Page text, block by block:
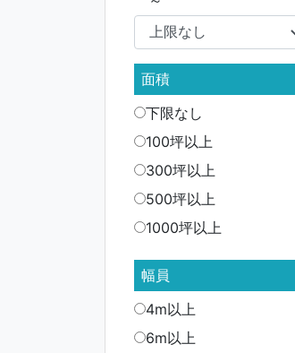
面積
下限なし
100坪以上
300坪以上
500坪以上
1000坪以上
幅員
4m以上
6m以上